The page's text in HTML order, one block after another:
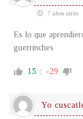
7 años atrás
Es lo que
guerrinches
15 -29
Yo